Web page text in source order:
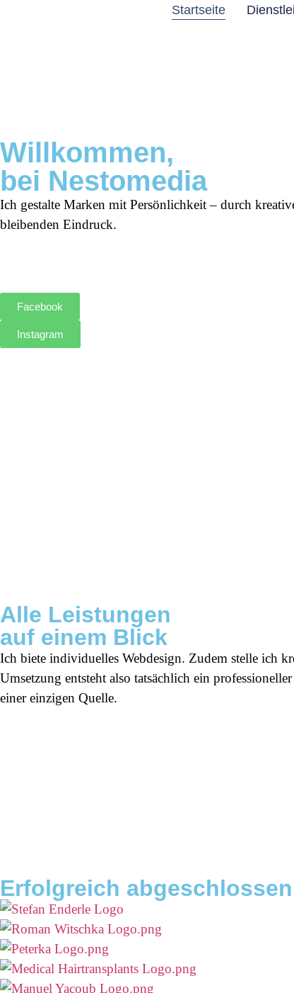
Startseite
Willkommen,
bei Nestomedia
Ich gestalte Marken mit Persönlichkeit – durch
bleibenden Eindruck.
Facebook
Instagram
Alle Leistungen
auf einem Blick
Ich biete individuelles Webdesign. Zudem stelle ich
Umsetzung entsteht also tatsächlich ein
einer einzigen Quelle.
Erfolgreich abgeschlossen